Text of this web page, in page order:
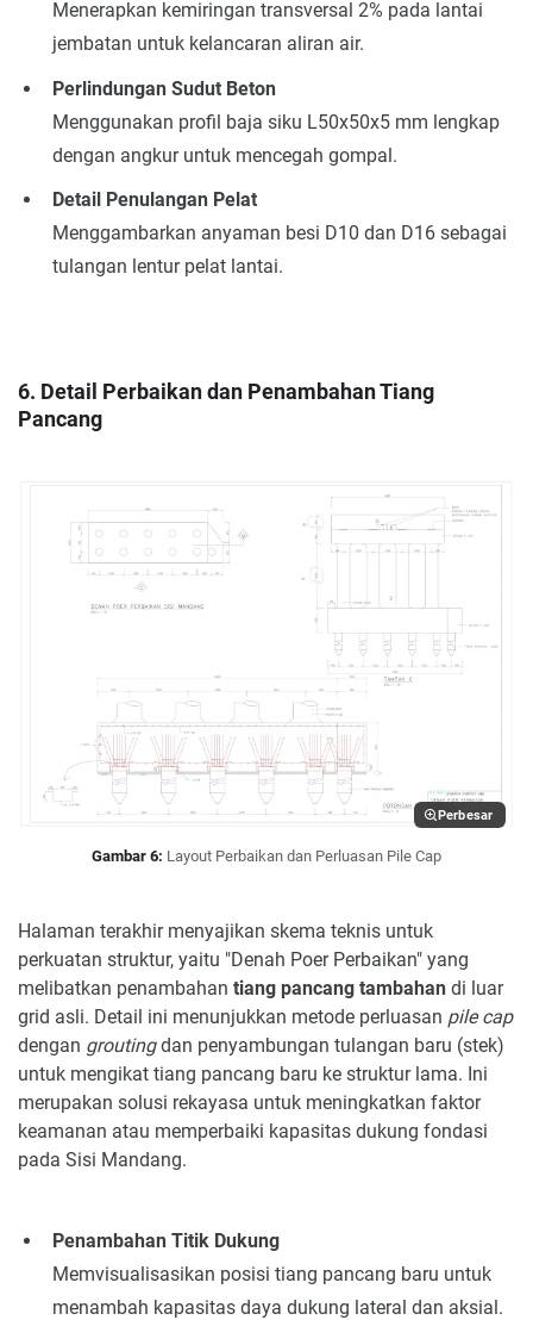
Menerapkan kemiringan transversal 2% pada lantai
jembatan untuk kelancaran aliran air.
Perlindungan Sudut Beton
Menggunakan profil baja siku L50x50x5 mm lengkap
dengan angkur untuk mencegah gompal.
Detail Penulangan Pelat
Menggambarkan anyaman besi D10 dan D16 sebagai
tulangan lentur pelat lantai.
6. Detail Perbaikan dan Penambahan Tiang
Pancang
Perbesar
Gambar 6: Layout Perbaikan dan Perluasan Pile Cap
Halaman terakhir menyajikan skema teknis untuk
perkuatan struktur, yaitu "Denah Poer Perbaikan" yang
melibatkan penambahan tiang pancang tambahan di luar
grid asli. Detail ini menunjukkan metode perluasan pile cap
dengan groutingdan penyambungan tulangan baru (stek)
untuk mengikat tiang pancang baru ke struktur lama. Ini
merupakan solusi rekayasa untuk meningkatkan faktor
keamanan atau memperbaiki kapasitas dukung fondasi
pada Sisi Mandang.
Penambahan Titik Dukung
Memvisualisasikan posisi tiang pancang baru untuk
menambah kapasitas daya dukung lateral dan aksial.